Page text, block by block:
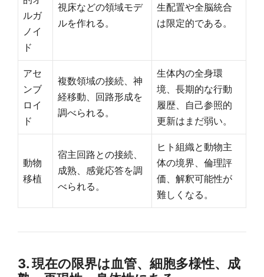
ルガ
ノイ
ド
視床などの領域モデ
ルを作れる。
生配置や全脳統合
は限定的である。
アセ
ンブ
ロイ
ド
複数領域の接続、神
経移動、回路形成を
調べられる。
生体内の全身環
境、長期的な行動
履歴、自己参照的
更新はまだ弱い。
動物
移植
宿主回路との接続、
成熟、感覚応答を調
べられる。
ヒト組織と動物主
体の境界、倫理評
価、解釈可能性が
難しくなる。
3. 現在の限界は血管、細胞多様性、成